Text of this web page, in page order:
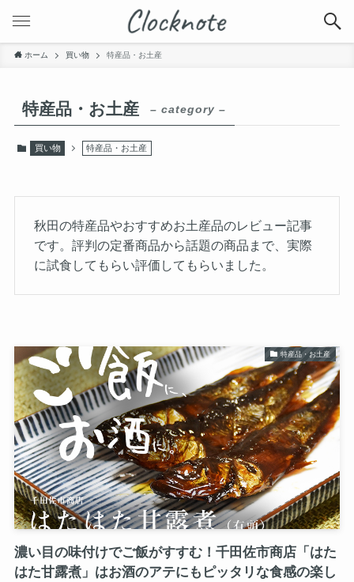
ホーム 買い物 特産品・お土産
特産品・お土産 – category –
買い物 特産品・お土産
秋田の特産品やおすすめお土産品のレビュー記事
です。評判の定番商品から話題の商品まで、実際
に試食してもらい評価してもらいました。
特産品・お土産
濃い目の味付けでご飯がすすむ！千田佐市商店「はた
はた甘露煮」はお酒のアテにもピッタリな食感の楽し